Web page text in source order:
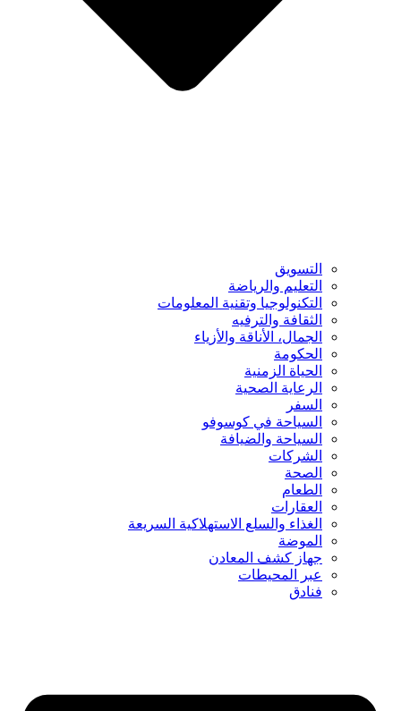
التسويق
التعليم والرياضة
التكنولوجيا وتقنية المعلومات
الثقافة والترفيه
الجمال، الأناقة والأزياء
الحكومة
الحياة الزمنية
الرعاية الصحية
السفر
السياحة في كوسوفو
السياحة والضيافة
الشركات
الصحة
الطعام
العقارات
الغذاء والسلع الاستهلاكية السريعة
الموضة
جهاز كشف المعادن
عبر المحيطات
فنادق